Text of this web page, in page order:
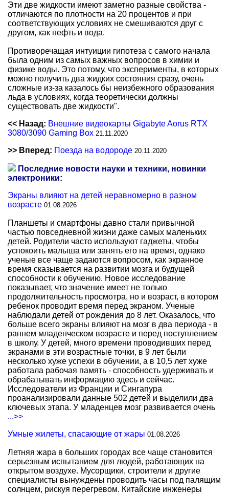
Эти две жидкости имеют заметно разные свойства -
отличаются по плотности на 20 процентов и при
соответствующих условиях не смешиваются друг с
другом, как нефть и вода.
Противоречащая интуиции гипотеза с самого начала
была одним из самых важных вопросов в химии и
физике воды. Это потому, что эксперименты, в которых
можно получить два жидких состояния сразу, очень
сложные из-за казалось бы неизбежного образования
льда в условиях, когда теоретически должны
существовать две жидкости".
<< Назад: Внешние видеокарты Gigabyte Aorus RTX
3080/3090 Gaming Box 21.11.2020
>> Вперед: Поезда на водороде 20.11.2020
Последние новости науки и техники, новинки
электроники:
Экраны влияют на детей неравномерно в разном
возрасте 01.08.2026
Планшеты и смартфоны давно стали привычной
частью повседневной жизни даже самых маленьких
детей. Родители часто используют гаджеты, чтобы
успокоить малыша или занять его на время, однако
ученые все чаще задаются вопросом, как экранное
время сказывается на развитии мозга и будущей
способности к обучению. Новое исследование
показывает, что значение имеет не только
продолжительность просмотра, но и возраст, в котором
ребенок проводит время перед экраном. Ученые
наблюдали детей от рождения до 8 лет. Оказалось, что
больше всего экраны влияют на мозг в два периода - в
раннем младенческом возрасте и перед поступлением
в школу. У детей, много времени проводивших перед
экранами в эти возрастные точки, в 9 лет были
несколько хуже успехи в обучении, а в 10,5 лет хуже
работала рабочая память - способность удерживать и
обрабатывать информацию здесь и сейчас.
Исследователи из Франции и Сингапура
проанализировали данные 502 детей и выделили два
ключевых этапа. У младенцев мозг развивается очень
...>>
Умные жилеты, спасающие от жары 01.08.2026
Летняя жара в больших городах все чаще становится
серьезным испытанием для людей, работающих на
открытом воздухе. Мусорщики, строители и другие
специалисты вынуждены проводить часы под палящим
солнцем, рискуя перегревом. Китайские инженеры